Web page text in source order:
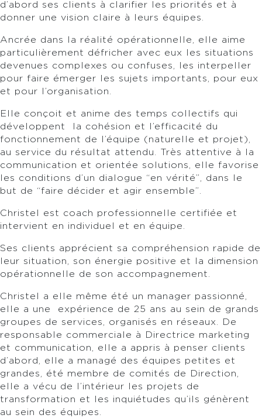
d’abord ses clients à clarifier les priorités et à
donner une vision claire à leurs équipes.
Ancrée dans la réalité opérationnelle, elle aime
particulièrement défricher avec eux les situations
devenues complexes ou confuses, les interpeller
pour faire émerger les sujets importants, pour eux
et pour l’organisation.
Elle conçoit et anime des temps collectifs qui
développent la cohésion et l’efficacité du
fonctionnement de l’équipe (naturelle et projet),
au service du résultat attendu. Très attentive à la
communication et orientée solutions, elle favorise
les conditions d’un dialogue “en vérité”, dans le
but de “faire décider et agir ensemble”.
Christel est coach professionnelle certifiée et
intervient en individuel et en équipe.
Ses clients apprécient sa compréhension rapide de
leur situation, son énergie positive et la dimension
opérationnelle de son accompagnement.
Christel a elle même été un manager passionné,
elle a une expérience de 25 ans au sein de grands
groupes de services, organisés en réseaux. De
responsable commerciale à Directrice marketing
et communication, elle a appris à penser clients
d’abord, elle a managé des équipes petites et
grandes, été membre de comités de Direction,
elle a vécu de l’intérieur les projets de
transformation et les inquiétudes qu’ils génèrent
au sein des équipes.